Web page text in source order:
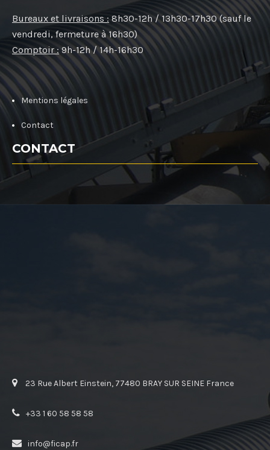
Bureaux et livraisons : 8h30-12h / 13h30-17h30 (sauf le
vendredi, fermeture à 16h30)
Comptoir : 9h-12h / 14h-16h30
Mentions légales
Contact
CONTACT
23 Rue Albert Einstein, 77480 BRAY SUR SEINE France
+33 1 60 58 58 58
info@ficap.fr